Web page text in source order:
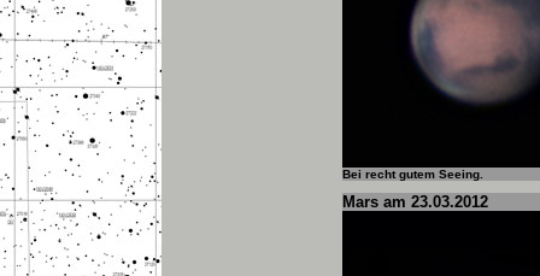
Bei recht gutem Seeing.
Mars am 23.03.2012